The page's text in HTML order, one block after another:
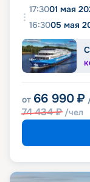
17:3001 мая
16:3005 мая
от 66 990 ₽
74 434₽ /чел